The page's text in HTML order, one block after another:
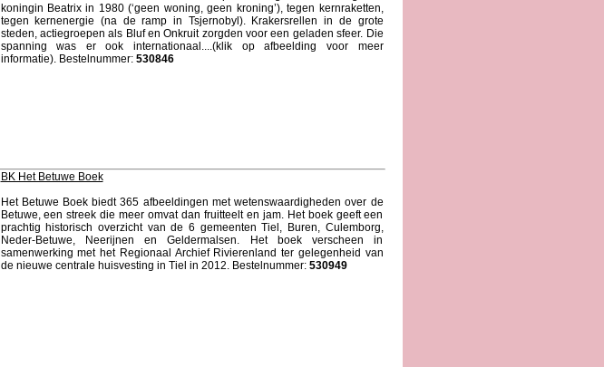
koningin Beatrix in 1980 (‘geen woning, geen kroning’), tegen kernraketten,
tegen kernenergie (na de ramp in Tsjernobyl). Krakersrellen in de grote
steden, actiegroepen als Bluf en Onkruit zorgden voor een geladen sfeer. Die
spanning was er ook internationaal....(klik op afbeelding voor meer
informatie). Bestelnummer: 530846
BK Het Betuwe Boek
Het Betuwe Boek biedt 365 afbeeldingen met wetenswaardigheden over de
Betuwe, een streek die meer omvat dan fruitteelt en jam. Het boek geeft een
prachtig historisch overzicht van de 6 gemeenten Tiel, Buren, Culemborg,
Neder-Betuwe, Neerijnen en Geldermalsen. Het boek verscheen in
samenwerking met het Regionaal Archief Rivierenland ter gelegenheid van
de nieuwe centrale huisvesting in Tiel in 2012. Bestelnummer: 530949